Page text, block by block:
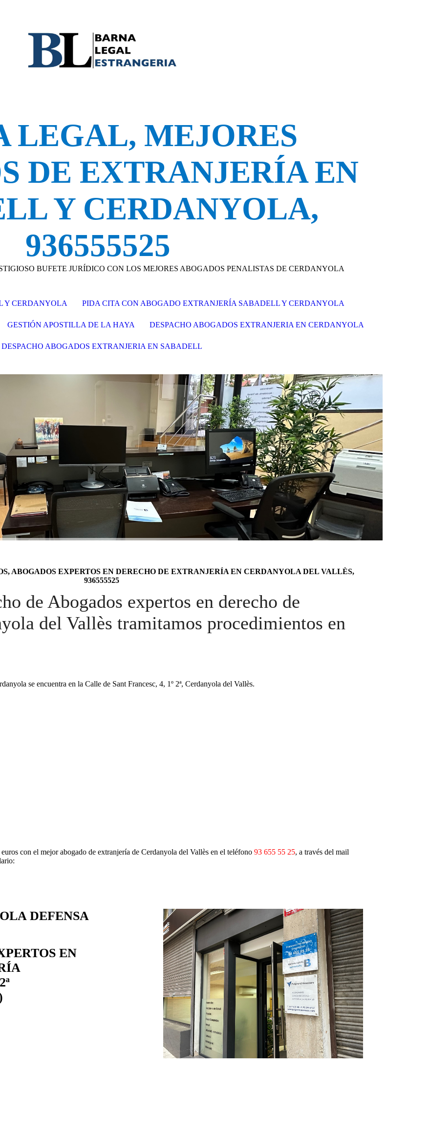
LEGAL, MEJORES
DE EXTRANJERÍA EN
Y CERDANYOLA,
936555525
BUFETE JURÍDICO CON LOS MEJORES ABOGADOS PENALISTAS DE CERDANYOLA
Y CERDANYOLA PIDA CITA CON ABOGADO EXTRANJERÍA SABADELL Y CERDANYOLA
GESTIÓN APOSTILLA DE LA HAYA DESPACHO ABOGADOS EXTRANJERIA EN CERDANYOLA
DESPACHO ABOGADOS EXTRANJERIA EN SABADELL
ABOGADOS EXPERTOS EN DERECHO DE EXTRANJERÍA EN CERDANYOLA DEL VALLÈS,
936555525
de Abogados expertos en derecho de
del Vallès tramitamos procedimientos en
se encuentra en la Calle de Sant Francesc, 4, 1º 2ª, Cerdanyola del Vallès.
con el mejor abogado de extranjería de Cerdanyola del Vallès en el teléfono 93 655 55 25, a través del mail
DEFENSA
EN